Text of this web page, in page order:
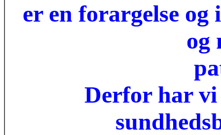
er en forargelse
og
Derfor har vi